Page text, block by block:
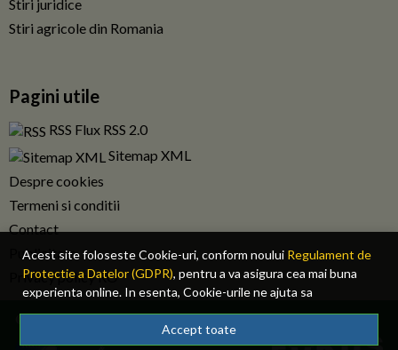
Acest site foloseste Cookie-uri, conform noului Regulament de
Protectie a Datelor (GDPR), pentru a va asigura cea mai buna
experienta online. In esenta, Cookie-urile ne ajuta sa
imbunatatim continutul de pe site, oferindu-va dvs., cititorul, o
experienta online personalizata si mult mai rapida. Ele sunt
Accept toate
Stiri juridice
Stiri agricole din Romania
Pagini utile
RSS Flux RSS 2.0
Sitemap XML
Despre cookies
Termeni si conditii
Contact
Publicitate
Privacy policy RO
© 2026 Fiscalitatea.ro. Toate drepturile rezervate.